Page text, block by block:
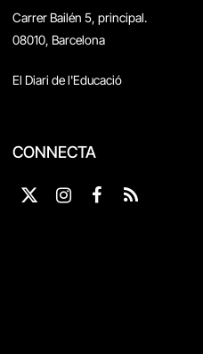
Carrer Bailén 5, principal.
08010, Barcelona
El Diari de l'Educació
CONNECTA
X
Instagram
Facebook
RSS